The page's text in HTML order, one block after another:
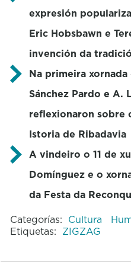
expresión
Eric Hobsbawn e
invención da
Na primeira
Sánchez Pardo e A.
reflexionaron sobre
Istoria de Ribadavia
A vindeiro o 11 de
Domínguez e o
da Festa da
Categorías: Cultura
Etiquetas: ZIGZAG